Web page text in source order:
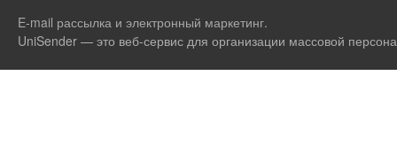
E-mail рассылка и электронный маркетинг.
UniSender — это веб-сервис для организации массовой